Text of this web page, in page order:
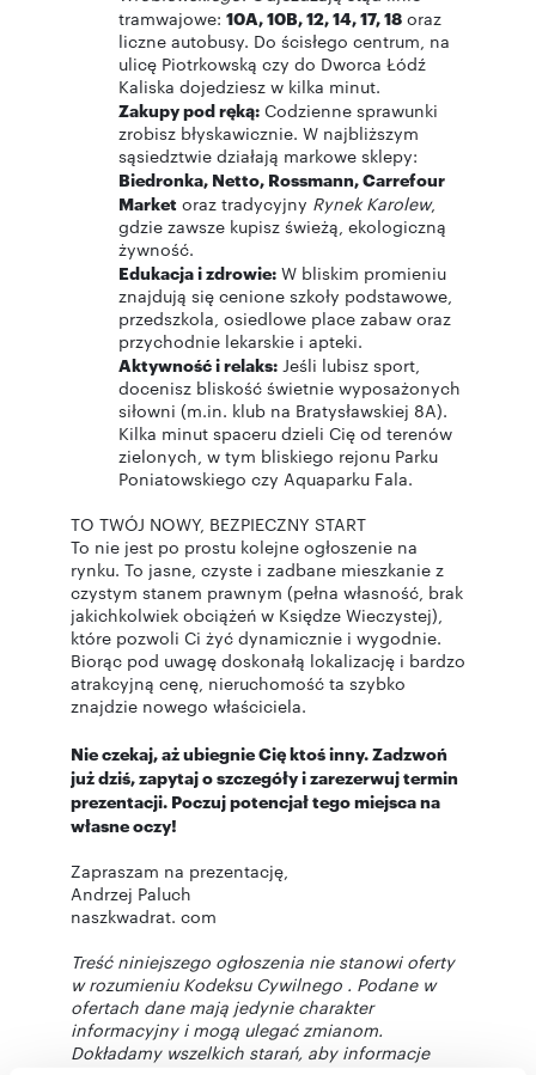
tramwajowe: 10A, 10B, 12, 14, 17, 18 oraz
liczne autobusy. Do ścisłego centrum, na
ulicę Piotrkowską czy do Dworca Łódź
Kaliska dojedziesz w kilka minut.
Zakupy pod ręką: Codzienne sprawunki
zrobisz błyskawicznie. W najbliższym
sąsiedztwie działają markowe sklepy:
Biedronka, Netto, Rossmann, Carrefour
Market oraz tradycyjny Rynek Karolew,
gdzie zawsze kupisz świeżą, ekologiczną
żywność.
Edukacja i zdrowie: W bliskim promieniu
znajdują się cenione szkoły podstawowe,
przedszkola, osiedlowe place zabaw oraz
przychodnie lekarskie i apteki.
Aktywność i relaks: Jeśli lubisz sport,
docenisz bliskość świetnie wyposażonych
siłowni (m.in. klub na Bratysławskiej 8A).
Kilka minut spaceru dzieli Cię od terenów
zielonych, w tym bliskiego rejonu Parku
Poniatowskiego czy Aquaparku Fala.
TO TWÓJ NOWY, BEZPIECZNY START
To nie jest po prostu kolejne ogłoszenie na
rynku. To jasne, czyste i zadbane mieszkanie z
czystym stanem prawnym (pełna własność, brak
jakichkolwiek obciążeń w Księdze Wieczystej),
które pozwoli Ci żyć dynamicznie i wygodnie.
Biorąc pod uwagę doskonałą lokalizację i bardzo
atrakcyjną cenę, nieruchomość ta szybko
znajdzie nowego właściciela.
Nie czekaj, aż ubiegnie Cię ktoś inny. Zadzwoń
już dziś, zapytaj o szczegóły i zarezerwuj termin
prezentacji. Poczuj potencjał tego miejsca na
własne oczy!
Zapraszam na prezentację,
Andrzej Paluch
naszkwadrat. com
Treść niniejszego ogłoszenia nie stanowi oferty
w rozumieniu Kodeksu Cywilnego . Podane w
ofertach dane mają jedynie charakter
informacyjny i mogą ulegać zmianom.
Dokładamy wszelkich starań, aby informacje